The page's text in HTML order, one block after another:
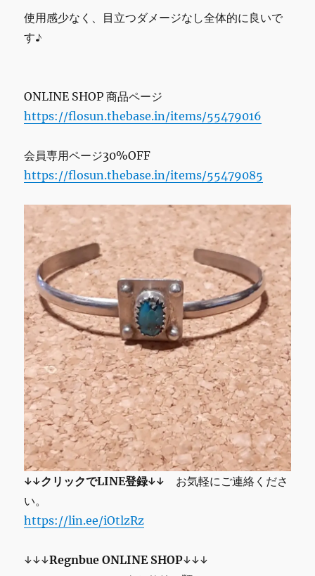
ン
使用感少なく、目立つダメージなし全体的に良いで
す♪
ONLINE SHOP 商品ページ
https://flosun.thebase.in/items/55479016
会員専用ページ30%OFF
https://flosun.thebase.in/items/55479085
↓↓クリックでLINE登録↓↓ お気軽にご連絡くださ
い。
https://lin.ee/iOtlzRz
↓↓↓Regnbue ONLINE SHOP↓↓↓